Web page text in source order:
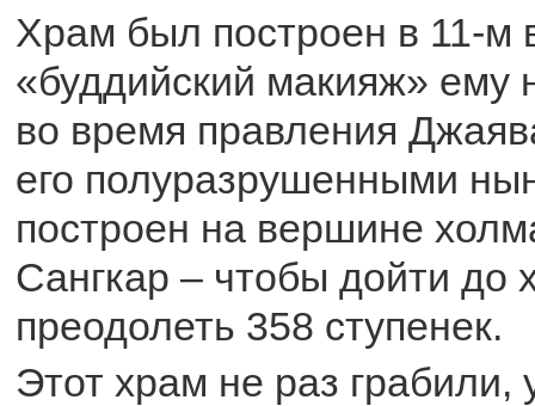
Храм был построен в 11-м
«буддийский макияж» ему
во время правления
его полуразрушенными
построен на вершине
Сангкар – чтобы дойти до
преодолеть 358 ступенек.
Этот храм не раз грабили,